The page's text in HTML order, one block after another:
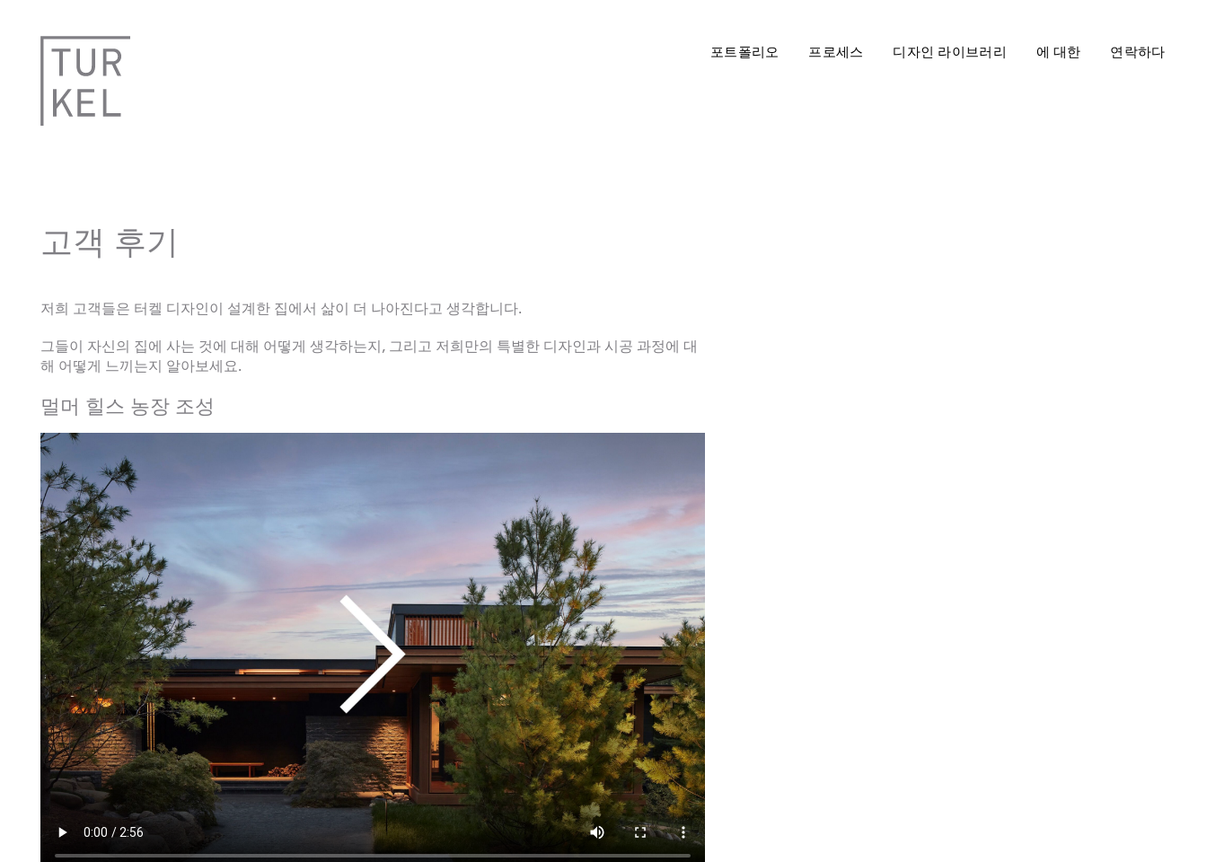
포트폴리오 프로세스 디자인 라이브러리 에 대한 연락하다
고객 후기
저희 고객들은 터켈 디자인이 설계한 집에서 삶이 더 나아진다고 생각합니다.
그들이 자신의 집에 사는 것에 대해 어떻게 생각하는지, 그리고 저희만의 특별한 디자인과 시공 과정에 대
해 어떻게 느끼는지 알아보세요.
멀머 힐스 농장 조성